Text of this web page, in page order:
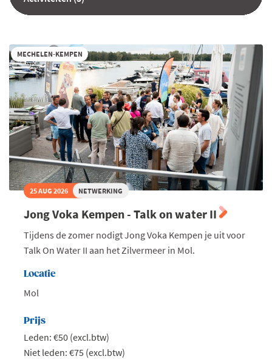
MECHELEN-KEMPEN
25 AUG 2026 NETWERKING
Jong Voka Kempen - Talk on water II
Tijdens de zomer nodigt Jong Voka Kempen je uit voor
Talk On Water II aan het Zilvermeer in Mol.
Locatie
Mol
Prijs
Leden: €50 (excl.btw)
Niet leden: €75 (excl.btw)